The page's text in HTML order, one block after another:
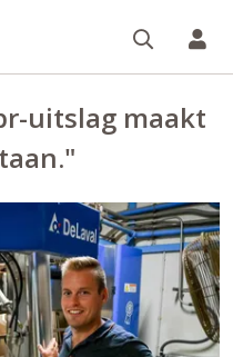
uitslag maakt